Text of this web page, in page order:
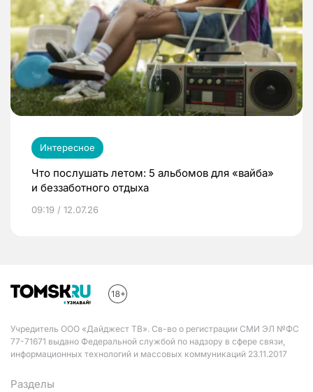
Интересное
Что послушать летом: 5 альбомов для «вайба»
и беззаботного отдыха
09:19 / 12.07.26
Учредитель ООО «Дайджест ТВ». Св-во о регистрации СМИ ЭЛ №ФС
77-71671 выдано Федеральной службой по надзору в сфере связи,
информационных технологий и массовых коммуникаций 23.11.2017
Разделы